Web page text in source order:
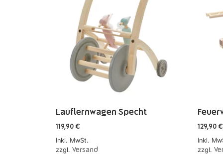
Lauflernwagen Specht
119,90 €
Inkl. MwSt.
zzgl. Versand
129,90 €
Inkl.
zzgl.